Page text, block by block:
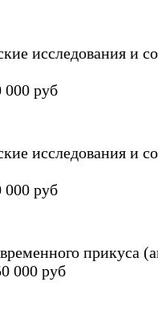
исследования и
000 руб
исследования и
000 руб
прикуса
000 руб